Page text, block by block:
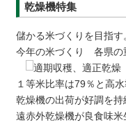
乾燥機特集
儲かる米づくりを目指
今年の米づくり 各県の
適期収穫、適正乾
１等米比率は79％と高
乾燥機の出荷が好調を
遠赤外乾燥機が良食味